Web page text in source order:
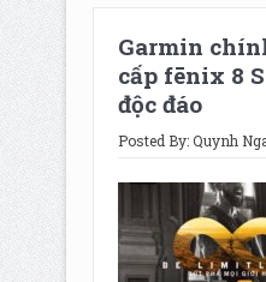
Garmin
cấp fēnix 8
độc đáo
Posted By:Quynh